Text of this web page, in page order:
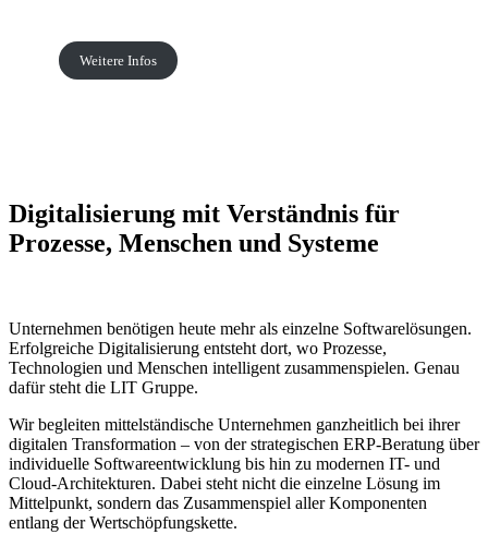
Weitere Infos
Digitalisierung mit Verständnis für
Prozesse, Menschen und Systeme
Unternehmen benötigen heute mehr als einzelne Softwarelösungen.
Erfolgreiche Digitalisierung entsteht dort, wo Prozesse,
Technologien und Menschen intelligent zusammenspielen. Genau
dafür steht die LIT Gruppe.
Wir begleiten mittelständische Unternehmen ganzheitlich bei ihrer
digitalen Transformation – von der strategischen ERP-Beratung über
individuelle Softwareentwicklung bis hin zu modernen IT- und
Cloud-Architekturen. Dabei steht nicht die einzelne Lösung im
Mittelpunkt, sondern das Zusammenspiel aller Komponenten
entlang der Wertschöpfungskette.